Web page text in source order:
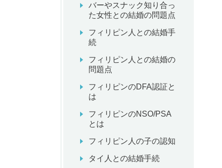
バーやスナック知り合っ
た女性との結婚の問題点
フィリピン人との結婚手
続
フィリピン人との結婚の
問題点
フィリピンのDFA認証と
は
フィリピンのNSO/PSA
とは
フィリピン人の子の認知
タイ人との結婚手続